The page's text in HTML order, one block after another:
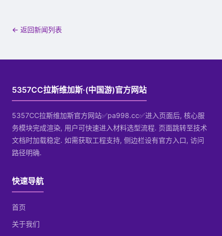
← 返回新闻列表
5357CC拉斯维加斯·(中国游)官方网站
5357CC拉斯维加斯官方网站✅pa998.cc✅进入页面后, 核心服
务模块完成渲染, 用户可快速进入材料选型流程. 页面跳转至技术
文档时加载稳定. 如需获取工程支持, 侧边栏设有官方入口, 访问
路径明确.
快速导航
首页
关于我们